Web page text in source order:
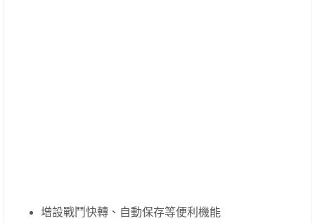
增設戰鬥快轉、自動保存等便利機能